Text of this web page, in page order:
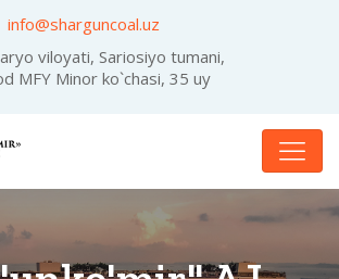
info@sharguncoal.uz
viloyati, Sariosiyo tumani,
MFY Minor ko`chasi, 35 uy